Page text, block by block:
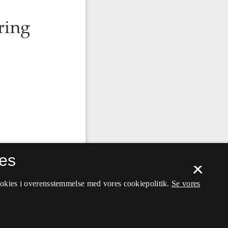
×
i overensstemmelse med vores cookiepolitik. Se vores